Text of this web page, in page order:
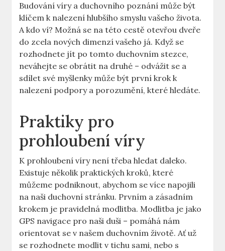
Budování víry a duchovního poznání může být
klíčem k nalezení hlubšího smyslu vašeho života.
A kdo ví? Možná se na této cestě otevřou dveře
do zcela nových dimenzí vašeho já. Když se
rozhodnete jít po tomto duchovním stezce,
neváhejte se obrátit na druhé – odvážit se a
sdílet své myšlenky může být první krok k
nalezení podpory a porozumění, které hledáte.
Praktiky pro
prohloubení víry
K prohloubení víry není třeba hledat daleko.
Existuje několik praktických kroků, které
můžeme podniknout, abychom se více napojili
na naši duchovní stránku. Prvním a zásadním
krokem je pravidelná modlitba. Modlitba je jako
GPS navigace pro naši duši – pomáhá nám
orientovat se v našem duchovním životě. Ať už
se rozhodnete modlit v tichu sami, nebo s